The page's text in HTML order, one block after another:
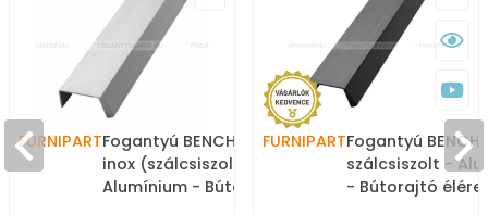
FURNIPARTFogantyú BENCH - Ezüst
inox (szálcsiszolt) -
Alumínium - Bútorajtó
FURNIPARTFogantyú
szálcsiszolt -
- Bútorajtó élére